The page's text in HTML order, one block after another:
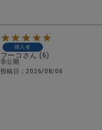
購入者
フーコ 6
非公開
投稿日
2026/08/06